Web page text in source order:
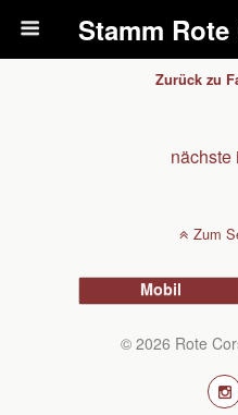
Zurück zu
nächste
Zum
Mobil
© 2026 Rote